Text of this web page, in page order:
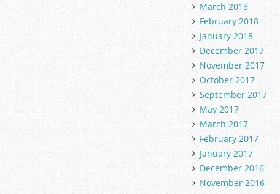
March 2018
February 2018
January 2018
December 2017
November 2017
October 2017
September 2017
May 2017
March 2017
February 2017
January 2017
December 2016
November 2016